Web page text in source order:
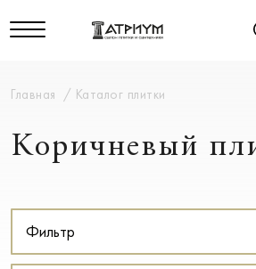
Главная Каталог плитки
Коричневый
Фильтр